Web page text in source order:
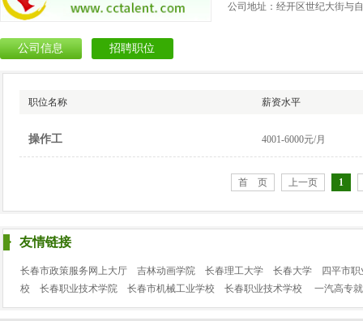
公司地址：经开区世纪大街与
公司信息 招聘职位
职位名称 薪资水平
操作工 4001-6000元/月
首 页 上一页 1
友情链接
长春市政策服务网上大厅 吉林动画学院 长春理工大学 长春大学
四平市
校
长春职业技术学院 长春市机械工业学校 长春职业技术学校 一汽高专